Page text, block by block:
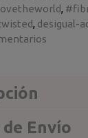
desigual-
Envío